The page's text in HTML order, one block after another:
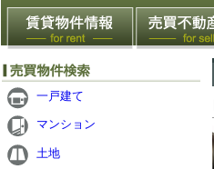
一戸建て
マンション
土地